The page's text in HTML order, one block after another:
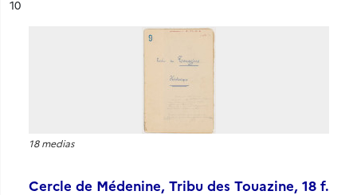
n°
10
18 medias
Cercle de Médenine, Tribu des Touazine, 18 f.